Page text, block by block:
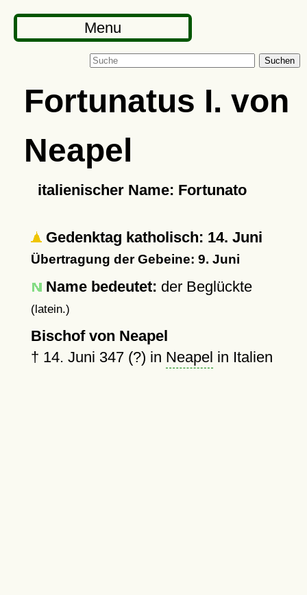
Menu
Suchen
Fortunatus I. von
Neapel
italienischer Name: Fortunato
Gedenktag katholisch: 14. Juni
Übertragung der Gebeine: 9. Juni
Name bedeutet: der Beglückte
(latein.)
Bischof von Neapel
† 14. Juni 347 (?) in Neapel in Italien